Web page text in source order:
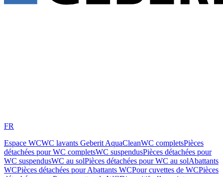
FR
Espace WCWC lavants Geberit AquaCleanWC completsPièces
détachées pour WC completsWC suspendusPièces détachées pour
WC suspendusWC au solPièces détachées pour WC au solAbattants
WCPièces détachées pour Abattants WCPour cuvettes de WCPièces